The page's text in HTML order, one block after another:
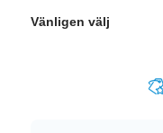
Vänligen välj